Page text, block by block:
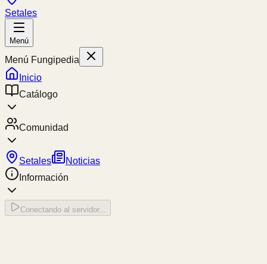
Setales
Menú
Menú Fungipedia
Inicio
Catálogo
Comunidad
Setales
Noticias
Información
Conectando al servidor...